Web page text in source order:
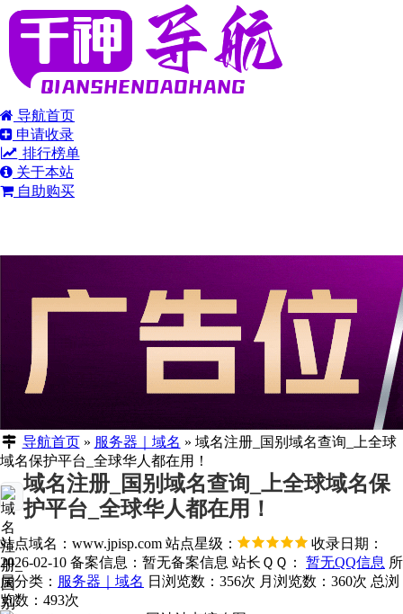
导航首页
申请收录
排行榜单
关于本站
自助购买
导航首页» 服务器｜域名 » 域名注册_国别域名查询_上全球
域名保护平台_全球华人都在用！
域名注册_国别域名查询_上全球域名保
护平台_全球华人都在用！
站点域名：www.jpisp.com 站点星级：
收录日期：
2026-02-10 备案信息： 暂无备案信息 站长ＱＱ： 暂无QQ信息 所
属分类： 服务器｜域名 日浏览数：356次 月浏览数：360次 总浏
览数：493次